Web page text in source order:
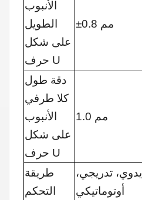
الأنبوب
الطويل
على شكل
حرف U
±0.8 مم
دقة طول
كلا طرفي
الأنبوب
على شكل
حرف U
1.0 مم
طريقة
التحكم
يدوي، تدريجي،
أوتوماتيكي